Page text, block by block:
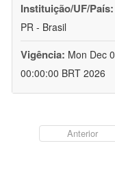
Instituição/UF/País:
PR - Brasil
Vigência: Mon Dec
00:00:00 BRT 2026
Anterior